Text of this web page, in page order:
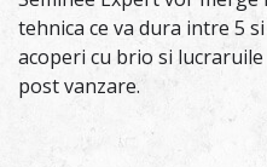
tehnica ce va dura intre 5
acoperi cu brio si
post vanzare.